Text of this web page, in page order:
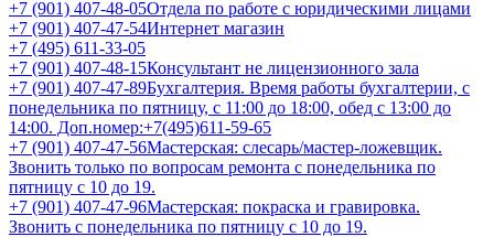
+7 (901) 407-48-05Отдела по работе с юридическими лицами
+7 (901) 407-47-54Интернет магазин
+7 (495) 611-33-05
+7 (901) 407-48-15Консультант не лицензионного зала
+7 (901) 407-47-89Бухгалтерия. Время работы бухгалтерии, с
понедельника по пятницу, с 11:00 до 18:00, обед с 13:00 до
14:00. Доп.номер:+7(495)611-59-65
+7 (901) 407-47-56Мастерская: слесарь/мастер-ложевщик.
Звонить только по вопросам ремонта с понедельника по
пятницу с 10 до 19.
+7 (901) 407-47-96Мастерская: покраска и гравировка.
Звонить с понедельника по пятницу с 10 до 19.